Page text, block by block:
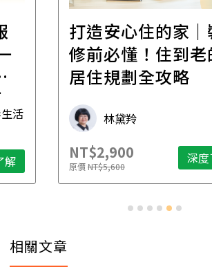
活
解
打造安心住的家｜
修前必懂！住到老
居住規劃全攻略
林黛羚
NT$2,900
原價NT$5,600 深
相關文章